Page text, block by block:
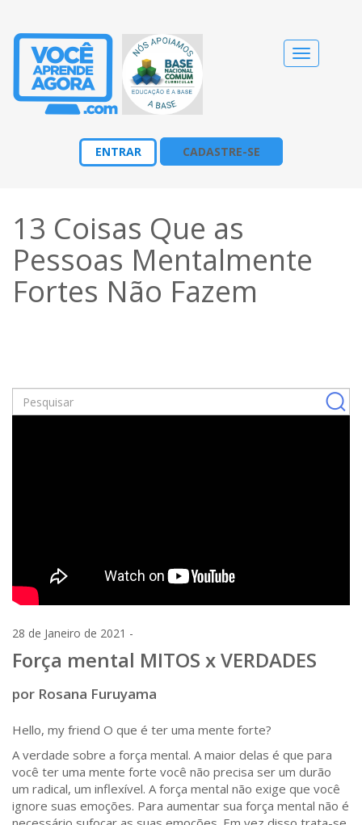
Alternar
navegação
ENTRAR CADASTRE-SE
13 Coisas Que as
Pessoas Mentalmente
Fortes Não Fazem
28 de Janeiro de 2021 -
Força mental MITOS x VERDADES
por Rosana Furuyama
Hello, my friend O que é ter uma mente forte?
A verdade sobre a força mental. A maior delas é que para
você ter uma mente forte você não precisa ser um durão
um radical, um inflexível. A força mental não exige que você
ignore suas emoções. Para aumentar sua força mental não é